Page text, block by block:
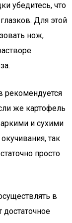
убедитесь, что
Для этой
нож,
рекомендуется
же картофель
и сухими
так
просто
в
достаточное